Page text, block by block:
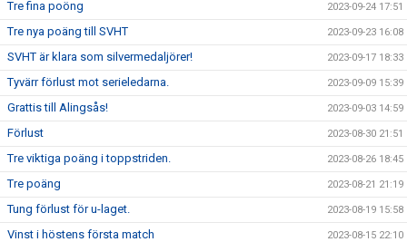
Tre fina poöng 2023-09-24 17:51
Tre nya poäng till SVHT 2023-09-23 16:08
SVHT är klara som silvermedaljörer! 2023-09-17 18:33
Tyvärr förlust mot serieledarna. 2023-09-09 15:39
Grattis till Alingsås! 2023-09-03 14:59
Förlust 2023-08-30 21:51
Tre viktiga poäng i toppstriden. 2023-08-26 18:45
Tre poäng 2023-08-21 21:19
Tung förlust för u-laget. 2023-08-19 15:58
Vinst i höstens första match 2023-08-15 22:10